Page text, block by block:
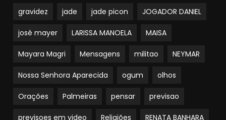
gravidez jade jade picon JOGADOR DANIEL
josé mayer LARISSA MANOELA MAISA
Mayara Magri Mensagens militao NEYMAR
Nossa Senhora Aparecida ogum olhos
Orações Palmeiras pensar previsao
previsoes em video Religiões RENATA BANHARA